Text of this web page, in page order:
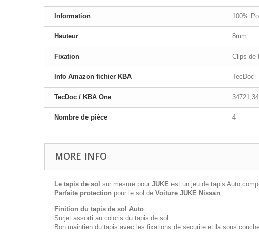
Information 100%
Hauteur 8mm
Fixation Clips de
Info Amazon fichier KBA TecDoc
TecDoc / KBA One
Nombre de pièce 4
MORE INFO
Le tapis de sol sur mesure pour JUKE est un jeu de tapis Auto
Parfaite protection pour le sol de Voiture JUKE Nissan.
Finition du tapis de sol Auto:
Surjet assorti au coloris du tapis de sol.
Bon maintien du tapis avec les fixations de securite et la sous